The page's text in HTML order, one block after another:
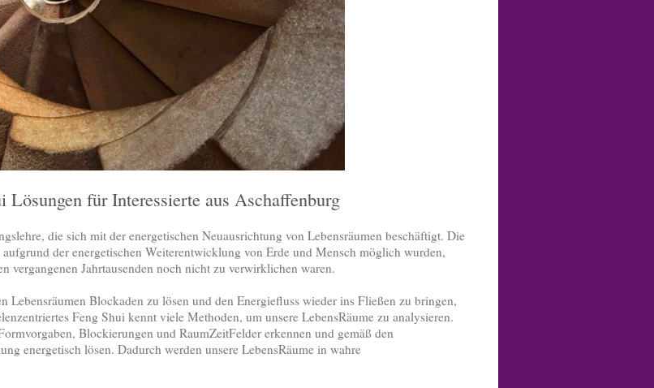
für Interessierte aus Aschaffenburg
die sich mit der energetischen Neuausrichtung von Lebensräumen beschäftigt. Die
der energetischen Weiterentwicklung von Erde und Mensch möglich wurden,
vergangenen Jahrtausenden noch nicht zu verwirklichen waren.
Lebensräumen Blockaden zu lösen und den Energiefluss wieder ins Fließen zu bringen,
Feng Shui kennt viele Methoden, um unsere LebensRäume zu analysieren.
Blockierungen und RaumZeitFelder erkennen und gemäß den
energetisch lösen. Dadurch werden unsere LebensRäume in wahre